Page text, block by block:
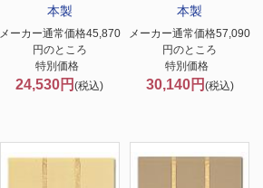
本製
メーカー通常価格45,870
円のところ
特別価格
24,530円(税込)
本製
メーカー通常価格57,090
円のところ
特別価格
30,140円 (税込)